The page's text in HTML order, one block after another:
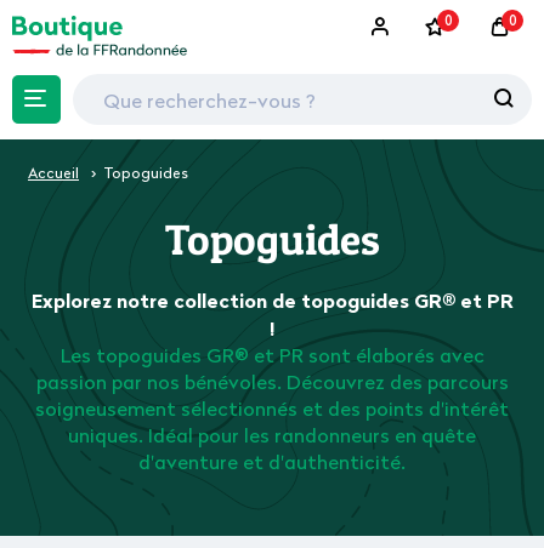
0 0
Accueil Topoguides
Topoguides
Explorez notre collection de topoguides GR® et PR
!
Les topoguides GR® et PR sont élaborés avec
passion par nos bénévoles. Découvrez des parcours
soigneusement sélectionnés et des points d'intérêt
uniques. Idéal pour les randonneurs en quête
d'aventure et d'authenticité.